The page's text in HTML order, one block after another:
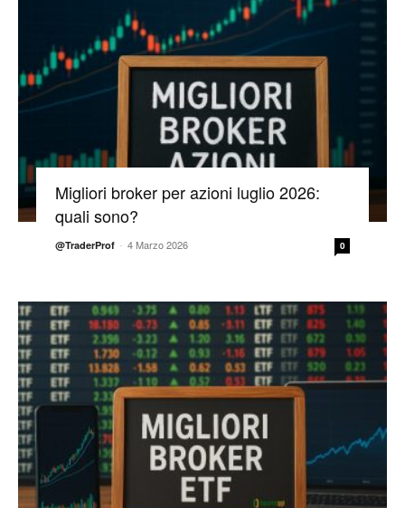
Migliori broker per azioni luglio 2026:
quali sono?
@TraderProf - 4 Marzo 2026 0